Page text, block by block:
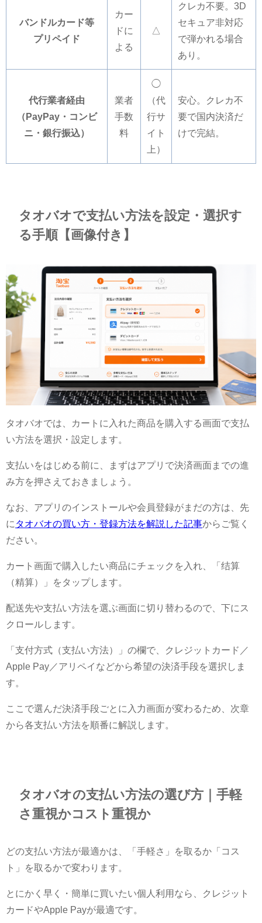
バンドルカード等
プリペイド
カー
ドに
よる
△
クレカ不要。3D
セキュア非対応
で弾かれる場合
あり。
代行業者経由
（PayPay・コンビ
ニ・銀行振込）
業者
手数
料
◯
（代
行サ
イト
上）
安心。クレカ不
要で国内決済だ
けで完結。
タオバオで支払い方法を設定・選択す
る手順【画像付き】
タオバオでは、カートに入れた商品を購入する画面で支払
い方法を選択・設定します。
支払いをはじめる前に、まずはアプリで決済画面までの進
み方を押さえておきましょう。
なお、アプリのインストールや会員登録がまだの方は、先
に タオバオの買い方・登録方法を解説した記事からご覧く
ださい。
カート画面で購入したい商品にチェックを入れ、「结算
（精算）」をタップします。
配送先や支払い方法を選ぶ画面に切り替わるので、下にス
クロールします。
「支付方式（支払い方法）」の欄で、クレジットカード／
Apple Pay／アリペイなどから希望の決済手段を選択しま
す。
ここで選んだ決済手段ごとに入力画面が変わるため、次章
から各支払い方法を順番に解説します。
タオバオの支払い方法の選び方｜手軽
さ重視かコスト重視か
どの支払い方法が最適かは、「手軽さ」を取るか「コス
ト」を取るかで変わります。
とにかく早く・簡単に買いたい個人利用なら、クレジット
カードやApple Payが最適です。